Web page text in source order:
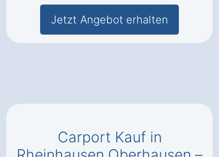
Jetzt Angebot erhalten
Carport Kauf in